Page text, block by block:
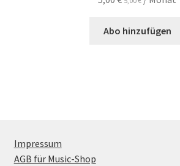
Abo hinzufügen
Impressum
AGB für Music-Shop